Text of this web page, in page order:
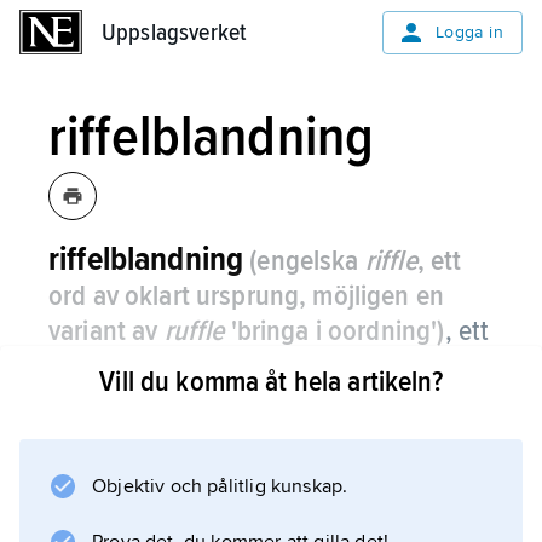
Uppslagsverket Logga in
riffelblandning
riffelblandning (engelska riffle, ett
ord av oklart ursprung, möjligen en
variant av ruffle'bringa i oordning'), ett
sedan slutet av 1800-talet vanligt sätt
att blanda spelkorten i en kortlek.
varefter ett hörn eller en kortsida böjs upp av
Vill du komma åt hela artikeln?
Objektiv och pålitlig kunskap.